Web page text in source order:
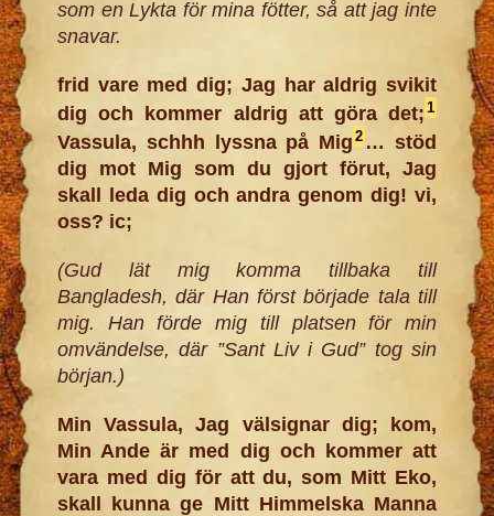
som en Lykta för mina fötter, så att jag inte
snavar.
frid vare med dig; Jag har aldrig svikit
dig och kommer aldrig att göra det; 1
Vassula, schhh lyssna på Mig2 … stöd
dig mot Mig som du gjort förut, Jag
skall leda dig och andra genom dig! vi,
oss? ic;
(Gud lät mig komma tillbaka till
Bangladesh, där Han först började tala till
mig. Han förde mig till platsen för min
omvändelse, där ”Sant Liv i Gud” tog sin
början.)
Min Vassula, Jag välsignar dig; kom,
Min Ande är med dig och kommer att
vara med dig för att du, som Mitt Eko,
skall kunna ge Mitt Himmelska Manna